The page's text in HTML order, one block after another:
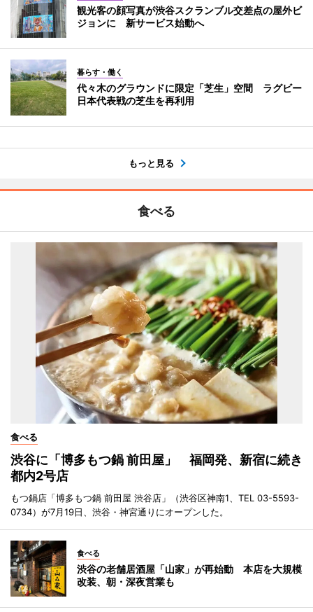
観光客の顔写真が渋谷スクランブル交差点の屋外ビ
ジョンに 新サービス始動へ
暮らす・働く
代々木のグラウンドに限定「芝生」空間 ラグビー
日本代表戦の芝生を再利用
もっと見る
食べる
食べる
渋谷に「博多もつ鍋 前田屋」 福岡発、新宿に続き
都内2号店
もつ鍋店「博多もつ鍋 前田屋 渋谷店」（渋谷区神南1、TEL 03-5593-
0734）が7月19日、渋谷・神宮通りにオープンした。
食べる
渋谷の老舗居酒屋「山家」が再始動 本店を大規模
改装、朝・深夜営業も